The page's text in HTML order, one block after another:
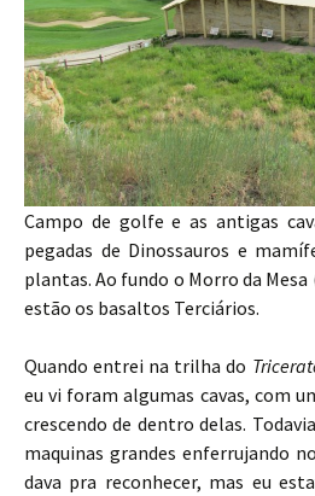
Campo de golfe e as antigas
pegadas de Dinossauros e
plantas. Ao fundo o Morro da
estão os basaltos Terciários.
Quando entrei na trilha do
eu vi foram algumas cavas, com
crescendo de dentro delas.
maquinas grandes enferrujando
dava pra reconhecer, mas eu